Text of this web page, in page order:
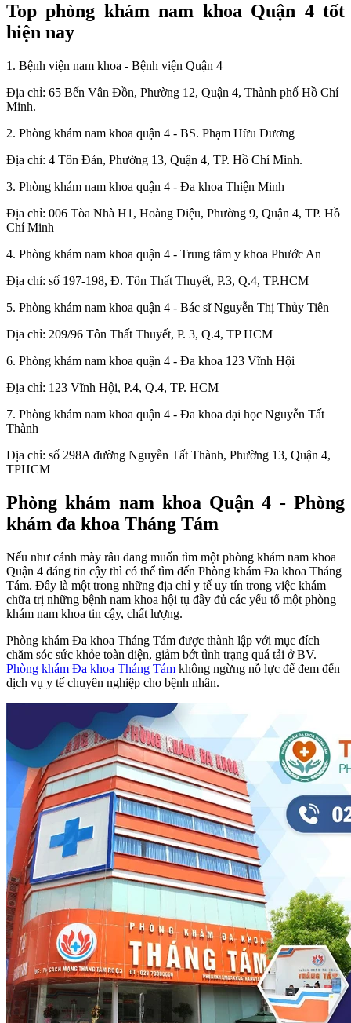
Top phòng khám nam khoa Quận 4 tốt
hiện nay
1. Bệnh viện nam khoa - Bệnh viện Quận 4
Địa chỉ: 65 Bến Vân Đồn, Phường 12, Quận 4, Thành phố Hồ Chí
Minh.
2. Phòng khám nam khoa quận 4 - BS. Phạm Hữu Đương
Địa chỉ: 4 Tôn Đản, Phường 13, Quận 4, TP. Hồ Chí Minh.
3. Phòng khám nam khoa quận 4 - Đa khoa Thiện Minh
Địa chỉ: 006 Tòa Nhà H1, Hoàng Diệu, Phường 9, Quận 4, TP. Hồ
Chí Minh
4. Phòng khám nam khoa quận 4 - Trung tâm y khoa Phước An
Địa chỉ: số 197-198, Đ. Tôn Thất Thuyết, P.3, Q.4, TP.HCM
5. Phòng khám nam khoa quận 4 - Bác sĩ Nguyễn Thị Thủy Tiên
Địa chỉ: 209/96 Tôn Thất Thuyết, P. 3, Q.4, TP HCM
6. Phòng khám nam khoa quận 4 - Đa khoa 123 Vĩnh Hội
Địa chỉ: 123 Vĩnh Hội, P.4, Q.4, TP. HCM
7. Phòng khám nam khoa quận 4 - Đa khoa đại học Nguyễn Tất
Thành
Địa chỉ: số 298A đường Nguyễn Tất Thành, Phường 13, Quận 4,
TPHCM
Phòng khám nam khoa Quận 4 - Phòng
khám đa khoa Tháng Tám
Nếu như cánh mày râu đang muốn tìm một phòng khám nam khoa
Quận 4 đáng tin cậy thì có thể tìm đến Phòng khám Đa khoa Tháng
Tám. Đây là một trong những địa chỉ y tế uy tín trong việc khám
chữa trị những bệnh nam khoa hội tụ đầy đủ các yếu tố một phòng
khám nam khoa tin cậy, chất lượng.
Phòng khám Đa khoa Tháng Tám được thành lập với mục đích
chăm sóc sức khỏe toàn diện, giảm bớt tình trạng quá tải ở BV.
Phòng khám Đa khoa Tháng Tám không ngừng nỗ lực để đem đến
dịch vụ y tế chuyên nghiệp cho bệnh nhân.